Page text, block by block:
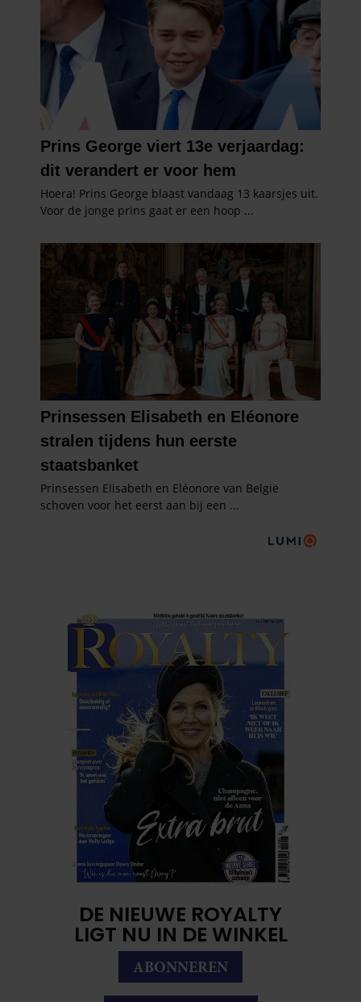
DE NIEUWE ROYALTY
LIGT NU IN DE WINKEL
ABONNEREN